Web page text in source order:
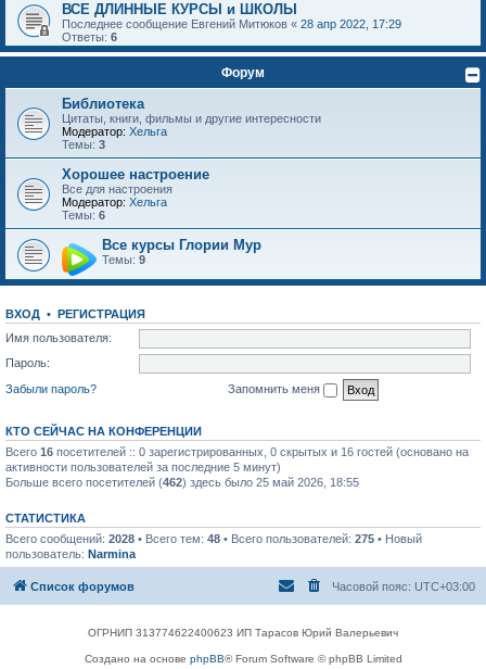
ВСЕ ДЛИННЫЕ КУРСЫ и ШКОЛЫ
Последнее сообщение Евгений Митюков « 28 апр 2022, 17:29
Ответы: 6
Форум
Библиотека
Цитаты, книги, фильмы и другие интересности
Модератор: Хельга
Темы: 3
Хорошее настроение
Все для настроения
Модератор: Хельга
Темы: 6
Все курсы Глории Мур
Темы: 9
ВХОД •
РЕГИСТРАЦИЯ
Имя пользователя:
Пароль:
Забыли пароль?
Запомнить меня
КТО СЕЙЧАС НА КОНФЕРЕНЦИИ
Всего 16 посетителей :: 0 зарегистрированных, 0 скрытых и 16 гостей (основано на
активности пользователей за последние 5 минут)
Больше всего посетителей (462) здесь было 25 май 2026, 18:55
СТАТИСТИКА
Всего сообщений: 2028 • Всего тем: 48 • Всего пользователей: 275 • Новый
пользователь: Narmina
Список форумов Часовой пояс: UTC+03:00
ОГРНИП 313774622400623 ИП Тарасов Юрий Валерьевич
Создано на основе phpBB® Forum Software © phpBB Limited